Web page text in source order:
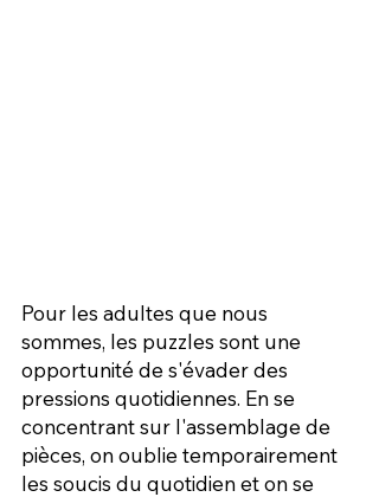
Pour les adultes que nous
sommes, les puzzles sont une
opportunité de s'évader des
pressions quotidiennes. En se
concentrant sur l'assemblage de
pièces, on oublie temporairement
les soucis du quotidien et on se